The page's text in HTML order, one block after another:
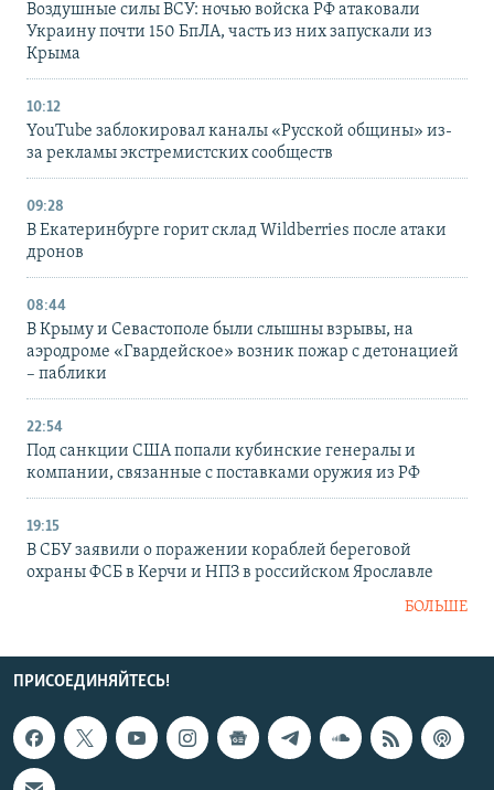
Воздушные силы ВСУ: ночью войска РФ атаковали
Украину почти 150 БпЛА, часть из них запускали из
Крыма
10:12
YouTube заблокировал каналы «Русской общины» из-
за рекламы экстремистских сообществ
09:28
В Екатеринбурге горит склад Wildberries после атаки
дронов
08:44
В Крыму и Севастополе были слышны взрывы, на
аэродроме «Гвардейское» возник пожар с детонацией
– паблики
22:54
Под санкции США попали кубинские генералы и
компании, связанные с поставками оружия из РФ
19:15
В СБУ заявили о поражении кораблей береговой
охраны ФСБ в Керчи и НПЗ в российском Ярославле
БОЛЬШЕ
ПРИСОЕДИНЯЙТЕСЬ!